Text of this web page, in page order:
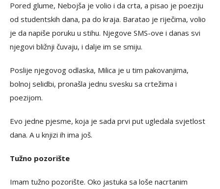
Pored glume, Nebojša je volio i da crta, a pisao je poeziju
od studentskih dana, pa do kraja. Baratao je riječima, volio
je da napiše poruku u stihu. Njegove SMS-ove i danas svi
njegovi bližnji čuvaju, i dalje im se smiju.
Poslije njegovog odlaska, Milica je u tim pakovanjima,
bolnoj selidbi, pronašla jednu svesku sa crtežima i
poezijom.
Evo jedne pjesme, koja je sada prvi put ugledala svjetlost
dana. A u knjizi ih ima još.
Tužno pozorište
Imam tužno pozorište. Oko jastuka sa loše nacrtanim